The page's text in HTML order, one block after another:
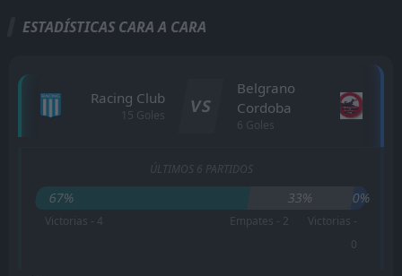
ESTADÍSTICAS CARA A CARA
Racing Club
15 Goles VS
Belgrano
Cordoba
6 Goles
ÚLTIMOS 6 PARTIDOS
67% 33% 0%
Victorias - 4 Empates - 2
Victorias -
0